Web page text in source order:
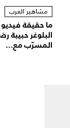
مشاهير العرب
ما حقيقة فيديو
البلوغر حبيبة
المسرّب مع...